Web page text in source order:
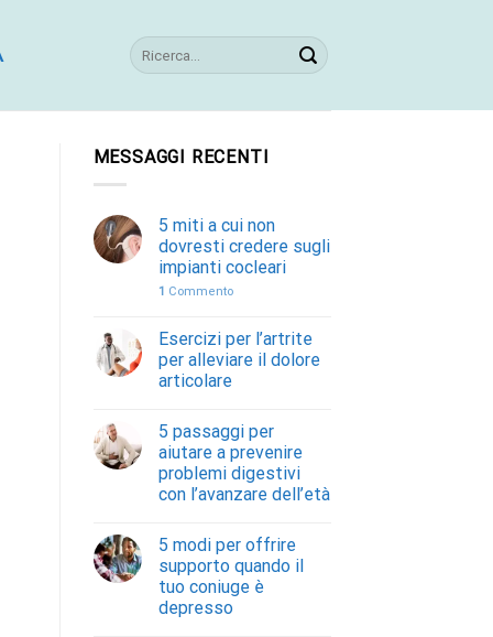
MESSAGGI RECENTI
5 miti a cui non
dovresti credere sugli
impianti cocleari
1 Commento
Esercizi per l’artrite
per alleviare il dolore
articolare
5 passaggi per
aiutare a prevenire
problemi digestivi
con l’avanzare dell’età
5 modi per offrire
supporto quando il
tuo coniuge è
depresso